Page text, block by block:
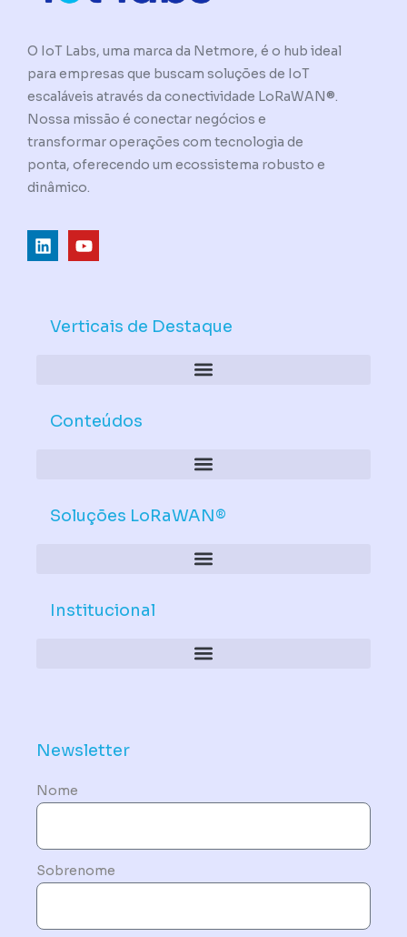
O IoT Labs, uma marca da Netmore, é o hub ideal
para empresas que buscam soluções de IoT
escaláveis através da conectividade LoRaWAN®.
Nossa missão é conectar negócios e
transformar operações com tecnologia de
ponta, oferecendo um ecossistema robusto e
dinâmico.
L
i
d
Y
o
b
Verticais de Destaque
Conteúdos
Soluções LoRaWAN®
Institucional
Newsletter
Nome
Sobrenome